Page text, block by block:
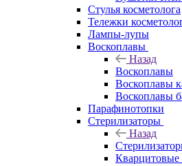
Стулья косметолога
Тележки
Лампы-лупы
Воскоплавы
Назад
Воскоплавы
Воскоплавы
Воскоплавы
Парафинотопки
Стерилизаторы
Назад
Кварцитовые